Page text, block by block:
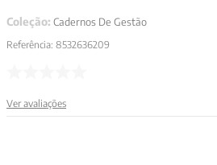
Coleção: Cadernos De Gestão
Referência: 8532636209
Ver avaliações
7